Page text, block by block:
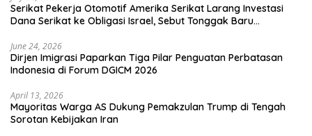
Serikat Pekerja Otomotif Amerika Serikat Larang Investasi
Dana Serikat ke Obligasi Israel, Sebut Tonggak Baru
June 24, 2026
Dirjen Imigrasi Paparkan Tiga Pilar Penguatan Perbatasan
Indonesia di Forum DGICM 2026
April 13, 2026
Mayoritas Warga AS Dukung Pemakzulan Trump di Tengah
Sorotan Kebijakan Iran